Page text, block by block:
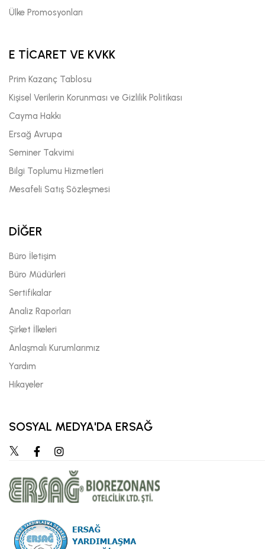
Ülke Promosyonları
E TİCARET VE KVKK
Prim Kazanç Tablosu
Kişisel Verilerin Korunması ve Gizlilik Politikası
Cayma Hakkı
Ersağ Avrupa
Seminer Takvimi
Bilgi Toplumu Hizmetleri
Mesafeli Satış Sözleşmesi
DİĞER
Büro İletişim
Büro Müdürleri
Sertifikalar
Analiz Raporları
Şirket İlkeleri
Anlaşmalı Kurumlarımız
Yardım
Hikayeler
SOSYAL MEDYA'DA ERSAĞ